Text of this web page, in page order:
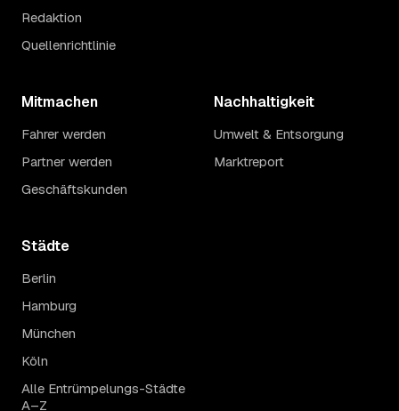
Redaktion
Quellenrichtlinie
Mitmachen
Fahrer werden
Partner werden
Geschäftskunden
Nachhaltigkeit
Umwelt & Entsorgung
Marktreport
Städte
Berlin
Hamburg
München
Köln
Alle Entrümpelungs-Städte
A–Z